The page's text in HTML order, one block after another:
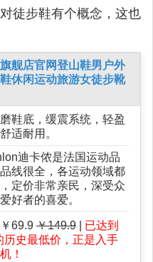
徒步鞋有个概念，这也
舰店官网登山鞋男户外
休闲运动旅游女徒步靴
鞋底，缓震系统，轻盈
适耐用。
迪卡侬是法国运动品
线很全，各运动领域都
定价非常亲民，深受众
好者的喜爱。
69.9 ￥149.9
已达到
历史最低价，正是入手
！